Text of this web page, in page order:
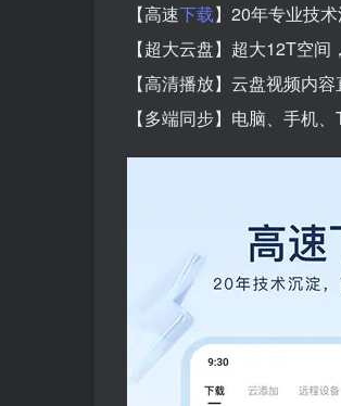
【高速下载】20年专业技
【超大云盘】超大12T空
【高清播放】云盘视频内
【多端同步】电脑、手机